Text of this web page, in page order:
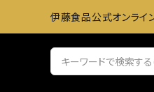
伊藤食品公式オンライ